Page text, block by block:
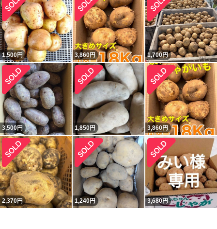
1,500円 3,860円 1,700円
3,500円 1,850円 3,860円
2,370円 1,240円 3,680円